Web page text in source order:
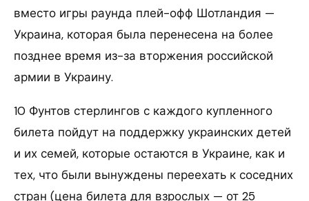
вместо игры раунда плей-офф Шотландия —
Украина, которая была перенесена на более
позднее время из-за вторжения российской
армии в Украину.
10 Фунтов стерлингов с каждого купленного
билета пойдут на поддержку украинских детей
и их семей, которые остаются в Украине, как и
тех, что были вынуждены переехать к соседних
стран (цена билета для взрослых — от 25